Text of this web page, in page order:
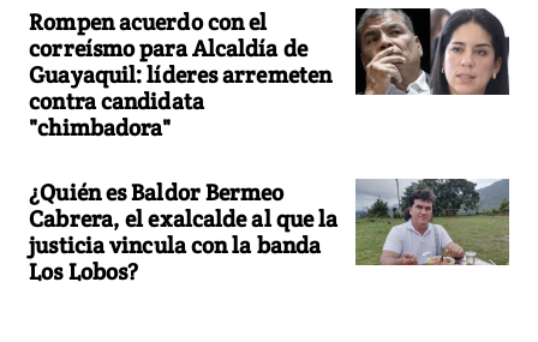
Rompen acuerdo con el
correísmo para Alcaldía de
Guayaquil: líderes arremeten
contra candidata
"chimbadora"
¿Quién es Baldor Bermeo
Cabrera, el exalcalde al que la
justicia vincula con la banda
Los Lobos?